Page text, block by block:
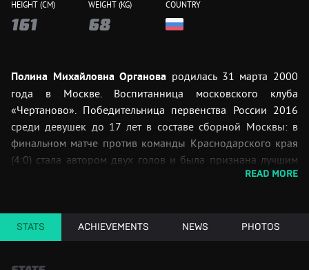
HEIGHT (CM)
161
WEIGHT (KG)
68
COUNTRY
Полина Михайловна Органова родилась 31 марта 2000
года в Москве. Воспитанница московского клуба
«Чертаново». Победительница первенства России 2016
среди девушек до 17 лет в составе сборной Москвы: в
финальном матче против команды Краснодарского края
(4:0) стала автором двух голов и была признана лучшим
бронзовым призёром Первого дивизиона России и
признана лучшим игроком своей команды, а в споре
READ MORE
STATS ACHIEVEMENTS NEWS PHOTOS